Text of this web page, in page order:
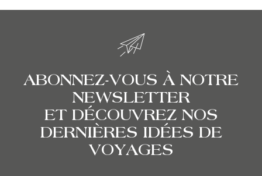
ABONNEZ-VOUS À NOTRE
NEWSLETTER
ET DÉCOUVREZ NOS
DERNIÈRES IDÉES DE
VOYAGES